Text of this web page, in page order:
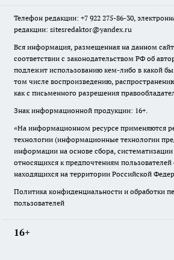
Телефон редакции: +7 922 275-86-30,
редакции: sitesredaktor@yandex.ru
Вся информация, размещенная на данном
соответствии с законодательством РФ об
подлежит использованию кем-либо в какой
том числе воспроизведению,
как с письменного разрешения
Знак информационной продукции: 16+.
«На информационном ресурсе применяются
технологии (информационные технологии
информации на основе сбора,
относящихся к предпочтениям пользователей
находящихся на территории Российской
Политика конфиденциальности и обработки
пользователей
16+